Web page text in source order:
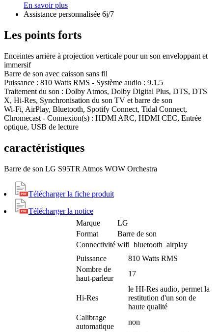
En savoir plus
Assistance personnalisée 6j/7
Les points forts
Enceintes arrière à projection verticale pour un son enveloppant et
immersif
Barre de son avec caisson sans fil
Puissance : 810 Watts RMS - Système audio : 9.1.5
Traitement du son : Dolby Atmos, Dolby Digital Plus, DTS, DTS
X, Hi-Res, Synchronisation du son TV et barre de son
Wi-Fi, AirPlay, Bluetooth, Spotify Connect, Tidal Connect,
Chromecast - Connexion(s) : HDMI ARC, HDMI CEC, Entrée
optique, USB de lecture
caractéristiques
Barre de son LG S95TR Atmos WOW Orchestra
Télécharger la fiche produit
Télécharger la notice
Marque
LG
Format
Barre de son
Connectivité wifi_bluetooth_airplay
Puissance
810 Watts RMS
Nombre de
haut-parleur
17
Hi-Res
le HI-Res audio, permet la
restitution d'un son de
haute qualité
Calibrage
automatique
non